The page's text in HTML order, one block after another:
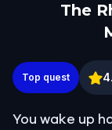
The
The Rhythm
Top quest
You wake up